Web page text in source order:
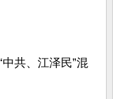
共、江泽民”混